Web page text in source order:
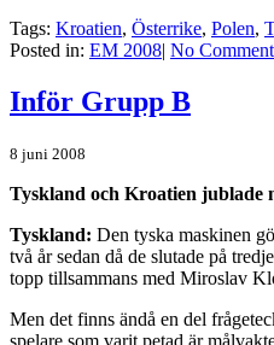
Tags: Kroatien, Österrike, Polen,
Posted in: EM 2008| No
Inför Grupp B
8 juni 2008
Tyskland och Kroatien jublade
Tyskland: Den tyska maskinen
två år sedan då de slutade på
topp tillsammans med Miroslav
Men det finns ändå en del